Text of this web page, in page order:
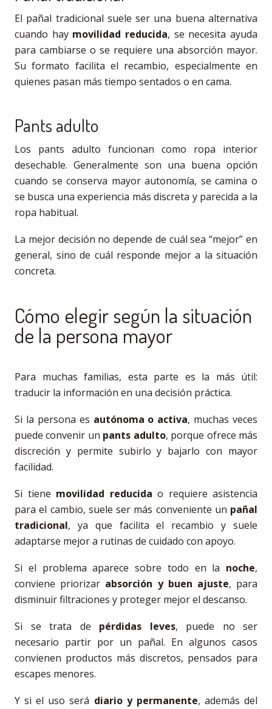
El pañal tradicional suele ser una buena alternativa
cuando hay movilidad reducida, se necesita ayuda
para cambiarse o se requiere una absorción mayor.
Su formato facilita el recambio, especialmente en
quienes pasan más tiempo sentados o en cama.
Pants adulto
Los pants adulto funcionan como ropa interior
desechable. Generalmente son una buena opción
cuando se conserva mayor autonomía, se camina o
se busca una experiencia más discreta y parecida a la
ropa habitual.
La mejor decisión no depende de cuál sea “mejor” en
general, sino de cuál responde mejor a la situación
concreta.
Cómo elegir según la situación
de la persona mayor
Para muchas familias, esta parte es la más útil:
traducir la información en una decisión práctica.
Si la persona es autónoma o activa, muchas veces
puede convenir un pants adulto, porque ofrece más
discreción y permite subirlo y bajarlo con mayor
facilidad.
Si tiene movilidad reducida o requiere asistencia
para el cambio, suele ser más conveniente un pañal
tradicional, ya que facilita el recambio y suele
adaptarse mejor a rutinas de cuidado con apoyo.
Si el problema aparece sobre todo en la noche,
conviene priorizar absorción y buen ajuste, para
disminuir filtraciones y proteger mejor el descanso.
Si se trata de pérdidas leves, puede no ser
necesario partir por un pañal. En algunos casos
convienen productos más discretos, pensados para
escapes menores.
Y si el uso será diario y permanente, además del